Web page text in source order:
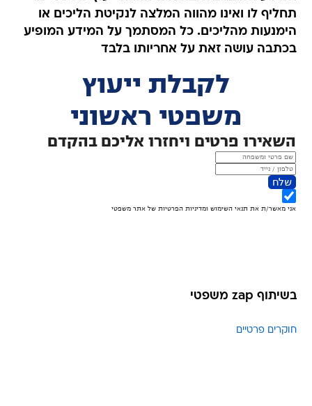
תחליף לו ואינו מהווה המלצה לנקיטת הליכים או
הימנעות מהליכים. כל המסתמך על המידע המופיע
בכתבה עושה זאת על אחריותו בלבד
בשיתוף zap משפטי
חוקרים פרטיים